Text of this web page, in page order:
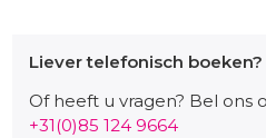
Activiteiten
Winkels, paardrijden, vissen,
rivier, tennis, fietsroutes,
Liever telefonisch boeken?
Of heeft u vragen? Bel ons
+31(0)85 124 9664